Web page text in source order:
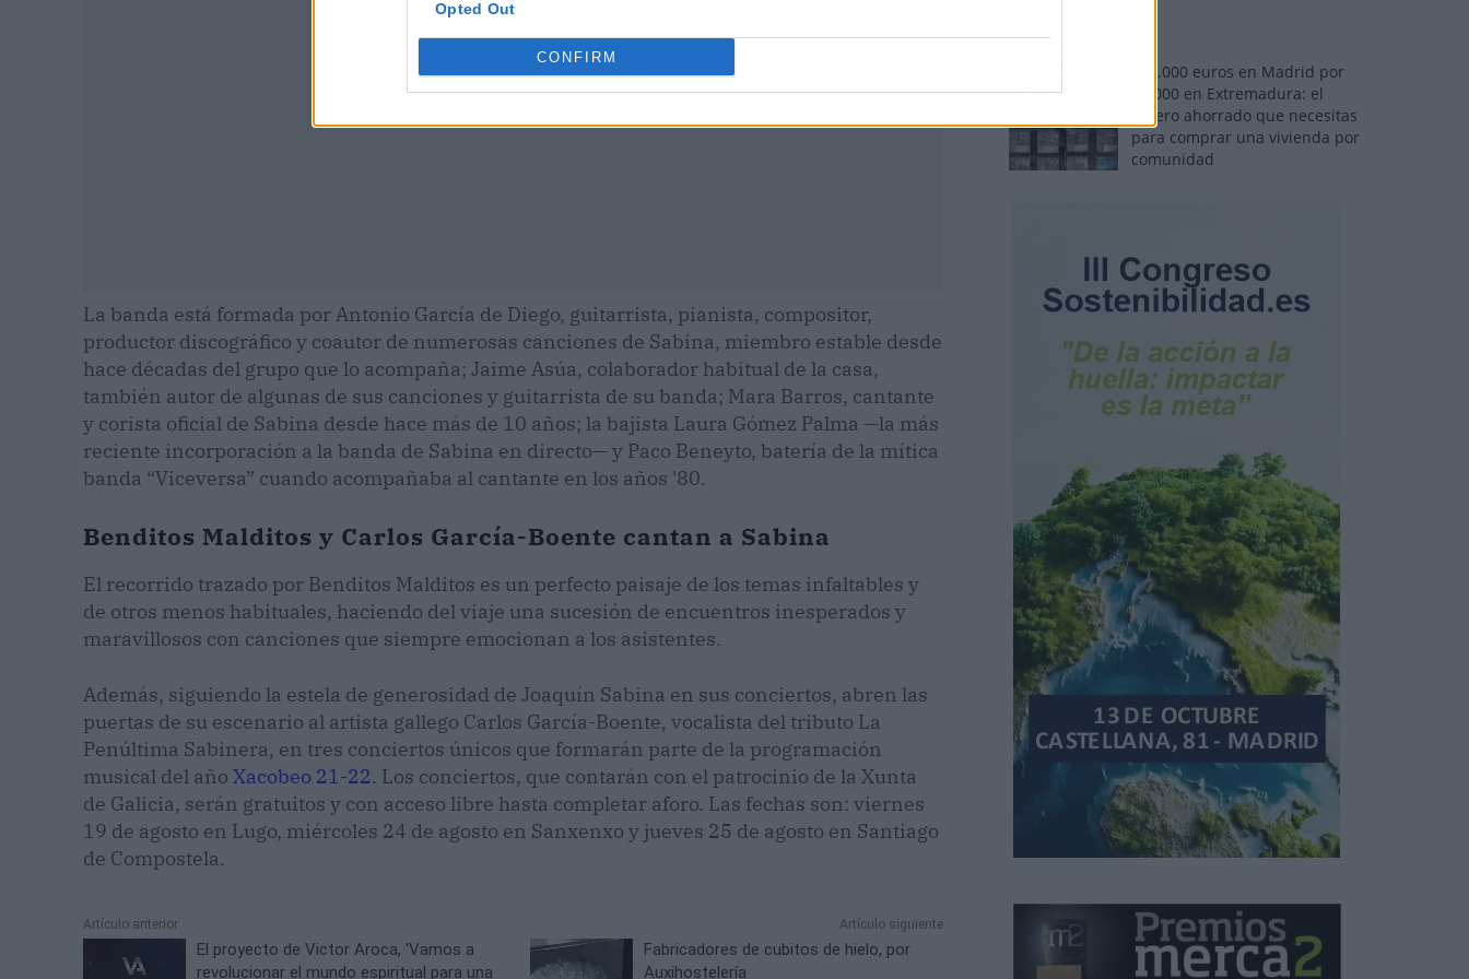
Opted Out
CONFIRM
La banda está formada por Antonio García de Diego, guitarrista, pianista, compositor,
productor discográfico y coautor de numerosas canciones de Sabina, miembro estable desde
hace décadas del grupo que lo acompaña; Jaime Asúa, colaborador habitual de la casa,
también autor de algunas de sus canciones y guitarrista de su banda; Mara Barros, cantante
y corista oficial de Sabina desde hace más de 10 años; la bajista Laura Gómez Palma —la más
reciente incorporación a la banda de Sabina en directo— y Paco Beneyto, batería de la mítica
banda “Viceversa” cuando acompañaba al cantante en los años '80.
Benditos Malditos y Carlos García-Boente cantan a Sabina
El recorrido trazado por Benditos Malditos es un perfecto paisaje de los temas infaltables y
de otros menos habituales, haciendo del viaje una sucesión de encuentros inesperados y
maravillosos con canciones que siempre emocionan a los asistentes.
Además, siguiendo la estela de generosidad de Joaquín Sabina en sus conciertos, abren las
puertas de su escenario al artista gallego Carlos García-Boente, vocalista del tributo La
Penúltima Sabinera, en tres conciertos únicos que formarán parte de la programación
musical del año Xacobeo 21-22. Los conciertos, que contarán con el patrocinio de la Xunta
de Galicia, serán gratuitos y con acceso libre hasta completar aforo. Las fechas son: viernes
19 de agosto en Lugo, miércoles 24 de agosto en Sanxenxo y jueves 25 de agosto en Santiago
de Compostela.
Artículo anterior
El proyecto de Victor Aroca, 'Vamos a
revolucionar el mundo espiritual para una
Artículo siguiente
Fabricadores de cubitos de hielo, por
Auxihostelería
110.000 euros en Madrid por
31.000 en Extremadura: el
dinero ahorrado que necesitas
para comprar una vivienda por
comunidad